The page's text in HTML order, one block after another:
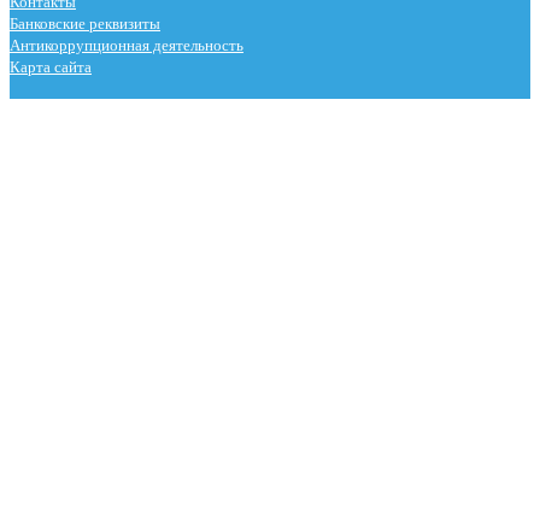
Банковские реквизиты
Антикоррупционная деятельность
Карта сайта